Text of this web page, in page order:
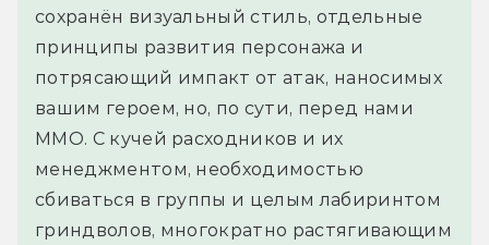
сохранён визуальный стиль, отдельные
принципы развития персонажа и
потрясающий импакт от атак, наносимых
вашим героем, но, по сути, перед нами
ММО. С кучей расходников и их
менеджментом, необходимостью
сбиваться в группы и целым лабиринтом
гриндволов, многократно растягивающим